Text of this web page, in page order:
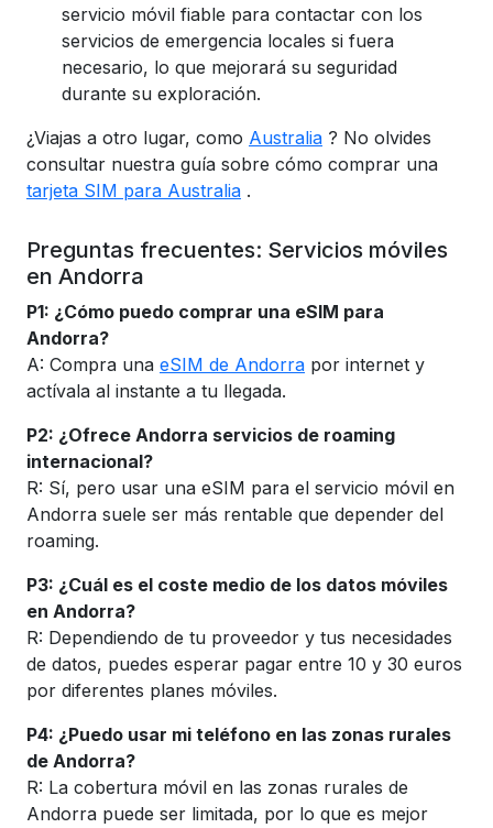
servicio móvil fiable para contactar con los
servicios de emergencia locales si fuera
necesario, lo que mejorará su seguridad
durante su exploración.
¿Viajas a otro lugar, como Australia ? No olvides
consultar nuestra guía sobre cómo comprar una
tarjeta SIM para Australia .
Preguntas frecuentes: Servicios móviles
en Andorra
P1: ¿Cómo puedo comprar una eSIM para
Andorra?
A: Compra una eSIM de Andorra por internet y
actívala al instante a tu llegada.
P2: ¿Ofrece Andorra servicios de roaming
internacional?
R: Sí, pero usar una eSIM para el servicio móvil en
Andorra suele ser más rentable que depender del
roaming.
P3: ¿Cuál es el coste medio de los datos móviles
en Andorra?
R: Dependiendo de tu proveedor y tus necesidades
de datos, puedes esperar pagar entre 10 y 30 euros
por diferentes planes móviles.
P4: ¿Puedo usar mi teléfono en las zonas rurales
de Andorra?
R: La cobertura móvil en las zonas rurales de
Andorra puede ser limitada, por lo que es mejor